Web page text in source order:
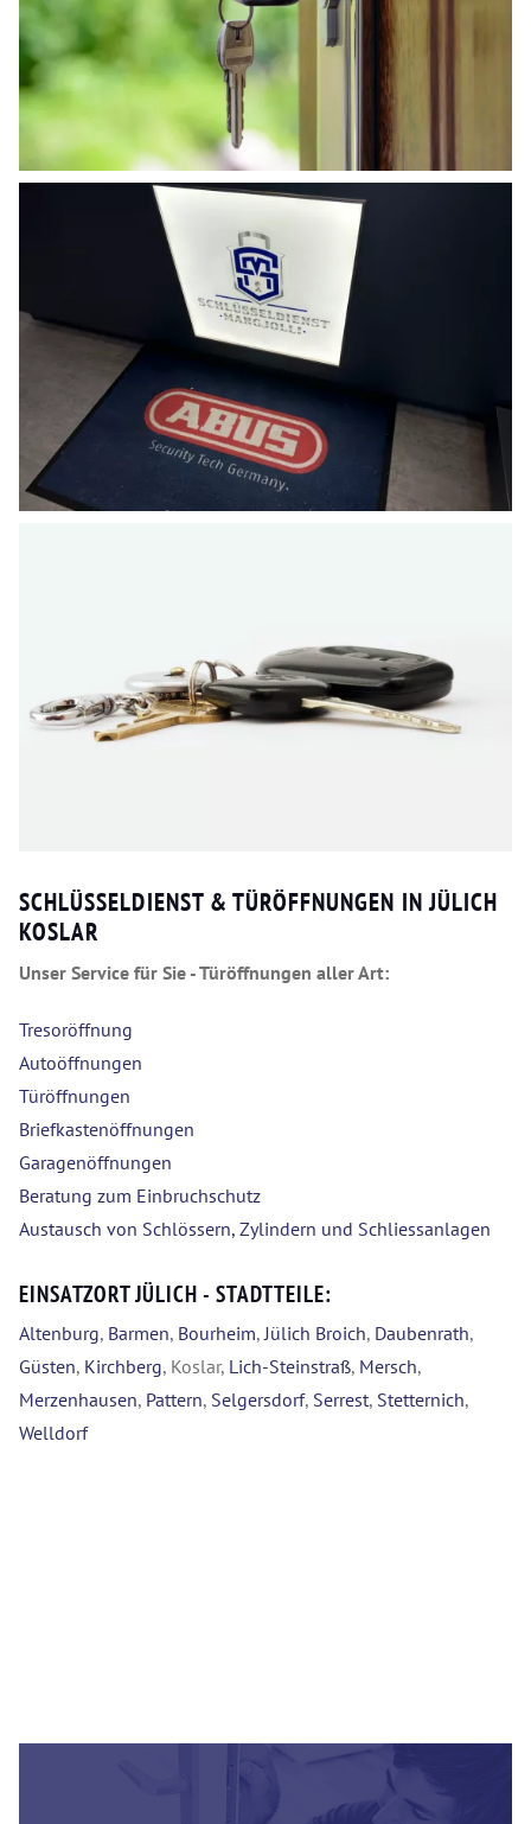
SCHLÜSSELDIENST & TÜRÖFFNUNGEN IN JÜLICH
KOSLAR
Unser Service für Sie - Türöffnungen aller Art:
Tresoröffnung
Autoöffnungen
Türöffnungen
Briefkastenöffnungen
Garagenöffnungen
Beratung zum Einbruchschutz
Austausch von Schlössern, Zylindern und Schliessanlagen
EINSATZORT JÜLICH - STADTTEILE:
Altenburg, Barmen, Bourheim,Jülich Broich, Daubenrath,
Güsten, Kirchberg, Koslar, Lich-Steinstraß, Mersch,
Merzenhausen, Pattern, Selgersdorf, Serrest, Stetternich,
Welldorf